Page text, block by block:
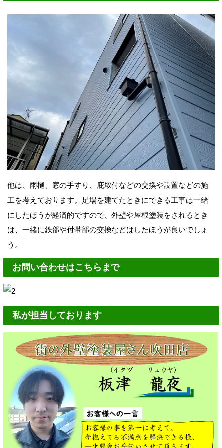
他は、雨樋、窓の手すり、庇取付などの交換や設置などの施
工を考えております。足場を建てたときにできる工事は一緒
にしたほうが経済的ですので、外壁や屋根塗装をされるとき
は、一緒に鉄部や付帯部の交換などはしたほうが良いでしょ
う。
お問い合わせはこちらまで
私が担当しております